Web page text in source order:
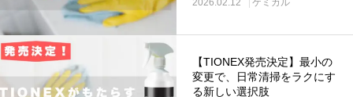
【TIONEX発売決定】最小の
変更で、日常清掃をラクにす
る新しい選択肢